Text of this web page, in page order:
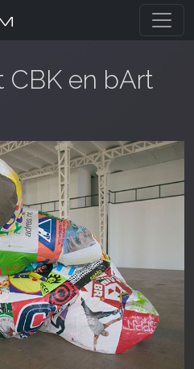
CBK en bArt